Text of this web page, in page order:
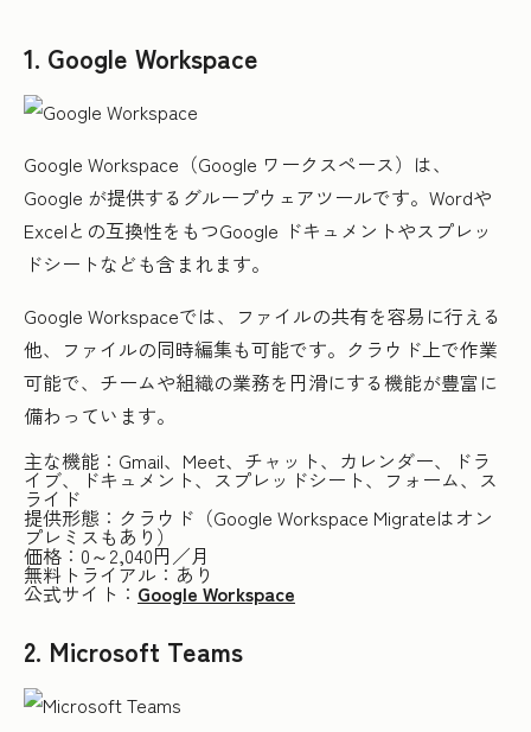
1. Google Workspace
Google Workspace（Google ワークスペース）は、
Google が提供するグループウェアツールです。Wordや
Excelとの互換性をもつGoogle ドキュメントやスプレッ
ドシートなども含まれます。
Google Workspaceでは、ファイルの共有を容易に行える
他、ファイルの同時編集も可能です。クラウド上で作業
可能で、チームや組織の業務を円滑にする機能が豊富に
備わっています。
主な機能：Gmail、Meet、チャット、カレンダー、ドラ
イブ、ドキュメント、スプレッドシート、フォーム、ス
ライド
提供形態：クラウド（Google Workspace Migrateはオン
プレミスもあり）
価格：0～2,040円／月
無料トライアル：あり
公式サイト： Google Workspace
2. Microsoft Teams